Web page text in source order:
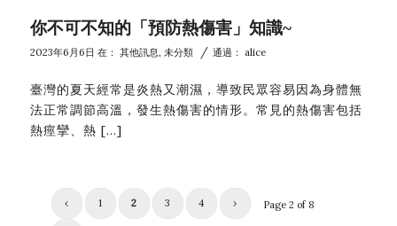
你不可不知的「預防熱傷害」知識~
2023年6月6日 在： 其他訊息 , 未分類 / 通過： alice
臺灣的夏天經常是炎熱又潮濕，導致民眾容易因為身體無
法正常調節高溫，發生熱傷害的情形。常見的熱傷害包括
熱痙攣、熱 […]
Page 2 of 8
‹ 1 2 3 4 ›